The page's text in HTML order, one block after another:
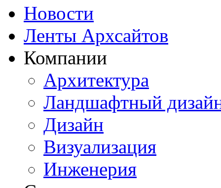
Новости
Ленты Архсайтов
Компании
Архитектура
Ландшафтный
Дизайн
Визуализация
Инженерия